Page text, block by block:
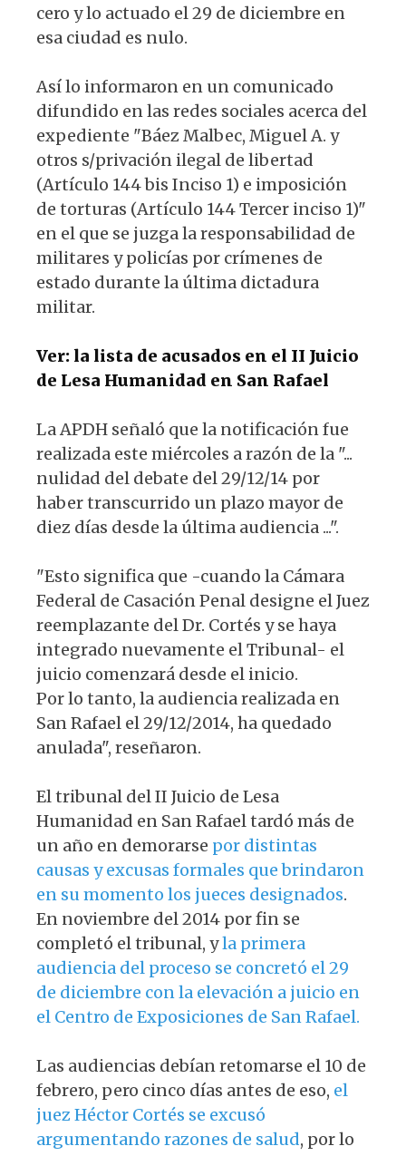
cero y lo actuado el 29 de diciembre en
esa ciudad es nulo.
Así lo informaron en un comunicado
difundido en las redes sociales acerca del
expediente "Báez Malbec, Miguel A. y
otros s/privación ilegal de libertad
(Artículo 144 bis Inciso 1) e imposición
de torturas (Artículo 144 Tercer inciso 1)"
en el que se juzga la responsabilidad de
militares y policías por crímenes de
estado durante la última dictadura
militar.
Ver: la lista de acusados en el II Juicio
de Lesa Humanidad en San Rafael
La APDH señaló que la notificación fue
realizada este miércoles a razón de la "...
nulidad del debate del 29/12/14 por
haber transcurrido un plazo mayor de
diez días desde la última audiencia ...".
"Esto significa que -cuando la Cámara
Federal de Casación Penal designe el Juez
reemplazante del Dr. Cortés y se haya
integrado nuevamente el Tribunal- el
juicio comenzará desde el inicio.
Por lo tanto, la audiencia realizada en
San Rafael el 29/12/2014, ha quedado
anulada", reseñaron.
El tribunal del II Juicio de Lesa
Humanidad en San Rafael tardó más de
un año en demorarse por distintas
causas y excusas formales que brindaron
en su momento los jueces designados.
En noviembre del 2014 por fin se
completó el tribunal, yla primera
audiencia del proceso se concretó el 29
de diciembre con la elevación a juicio en
el Centro de Exposiciones de San Rafael.
Las audiencias debían retomarse el 10 de
febrero, pero cinco días antes de eso, el
juez Héctor Cortés se excusó
argumentando razones de salud, por lo